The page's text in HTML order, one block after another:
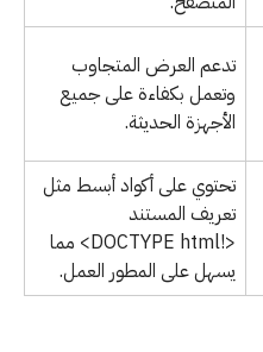
تدعم العرض المتجاوب
وتعمل بكفاءة على جميع
الأجهزة الحديثة.
تحتوي على أكواد أبسط مثل
تعريف المستند
<!DOCTYPE html> مما
يسهل على المطور العمل.